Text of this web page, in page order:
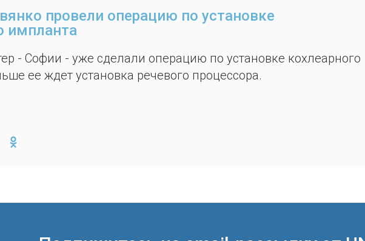
провели операцию по установке
импланта
- Софии - уже сделали операцию по установке кохлеарного
ее ждет установка речевого процессора.